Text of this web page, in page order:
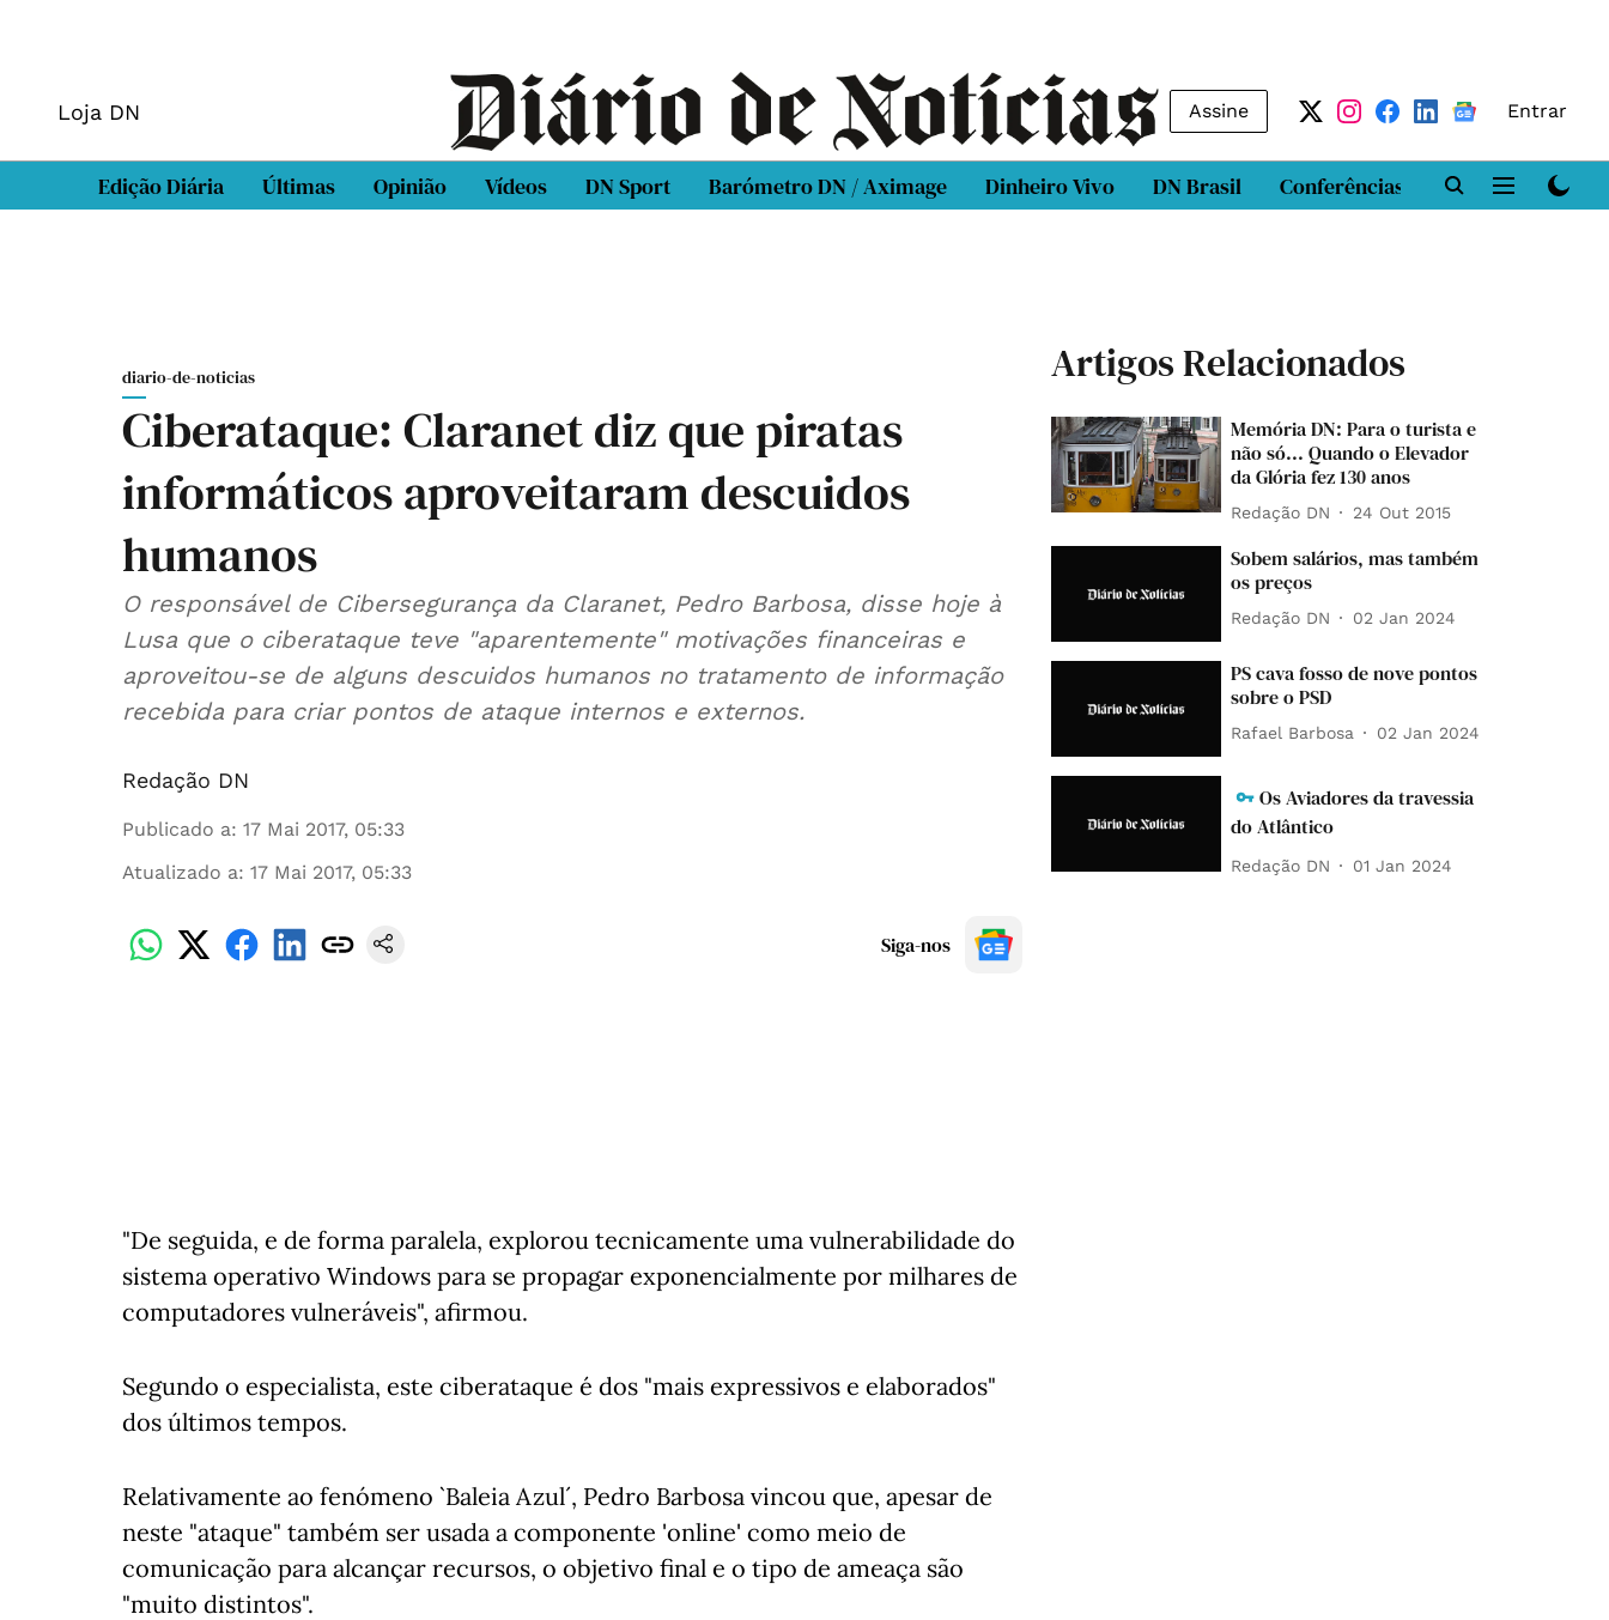
Loja DN Assine Entrar
Edição Diária Últimas Opinião Vídeos DN Sport Barómetro DN / Aximage Dinheiro Vivo DN Brasil Conferências DN LAB
diario-de-noticias
Ciberataque: Claranet diz que piratas
informáticos aproveitaram descuidos
humanos
O responsável de Cibersegurança da Claranet, Pedro Barbosa, disse hoje à
Lusa que o ciberataque teve "aparentemente" motivações financeiras e
aproveitou-se de alguns descuidos humanos no tratamento de informação
recebida para criar pontos de ataque internos e externos.
Redação DN
Publicado a: 17 Mai 2017, 05:33
Atualizado a: 17 Mai 2017, 05:33
Siga-nos
"De seguida, e de forma paralela, explorou tecnicamente uma vulnerabilidade do
sistema operativo Windows para se propagar exponencialmente por milhares de
computadores vulneráveis", afirmou.
Segundo o especialista, este ciberataque é dos "mais expressivos e elaborados"
dos últimos tempos.
Relativamente ao fenómeno `Baleia Azul´, Pedro Barbosa vincou que, apesar de
neste "ataque" também ser usada a componente 'online' como meio de
comunicação para alcançar recursos, o objetivo final e o tipo de ameaça são
"muito distintos".
Artigos Relacionados
Memória DN: Para o turista e
não só... Quando o Elevador
da Glória fez 130 anos
Redação DN 24 Out 2015
Sobem salários, mas também
os preços
Redação DN 02 Jan 2024
PS cava fosso de nove pontos
sobre o PSD
Rafael Barbosa 02 Jan 2024
Os Aviadores da travessia
do Atlântico
Redação DN 01 Jan 2024